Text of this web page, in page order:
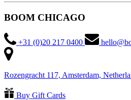
BOOM CHICAGO
+31 (0)20 217 0400
Rozengracht 117, Amsterdam,
Buy Gift Cards